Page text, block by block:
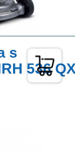
s
536